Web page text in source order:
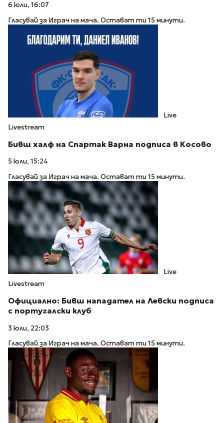
6 юли, 16:07
Гласувай за Играч на мача. Остават ти 15 минути.
Live
Livestream
Бивш халф на Спартак Варна подписа в Косово
5 юли, 15:24
Гласувай за Играч на мача. Остават ти 15 минути.
Live
Livestream
Официално: Бивш нападател на Левски подписа
с португалски клуб
3 юли, 22:03
Гласувай за Играч на мача. Остават ти 15 минути.